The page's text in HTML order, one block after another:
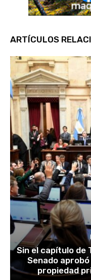
ARTÍCULOS
Sin el capítulo de
Senado
propiedad